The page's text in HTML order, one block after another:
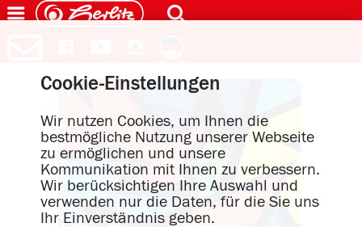
Cookie-Einstellungen
Wir nutzen Cookies, um Ihnen die
bestmögliche Nutzung unserer Webseite
zu ermöglichen und unsere
Kommunikation mit Ihnen zu verbessern.
Wir berücksichtigen Ihre Auswahl und
verwenden nur die Daten, für die Sie uns
Ihr Einverständnis geben.